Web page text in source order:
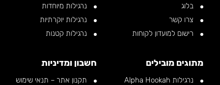
בלוג
צרו קשר
רישום למועדון לקוחות
נרגילות מיוחדות
נרגילות יוקרתיות
נרגילות קטנות
מתוגים מובילים
נרגילות Alpha Hookah
חשבון ומדיניות
תקנון אתר – תנאי שימוש